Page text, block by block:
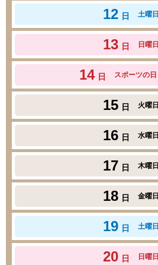
12 日 土曜日
13 日 日曜日
14 日 スポーツの日
15 日 火曜日
16 日 水曜日
17 日 木曜日
18 日 金曜日
19 日 土曜日
20 日 日曜日